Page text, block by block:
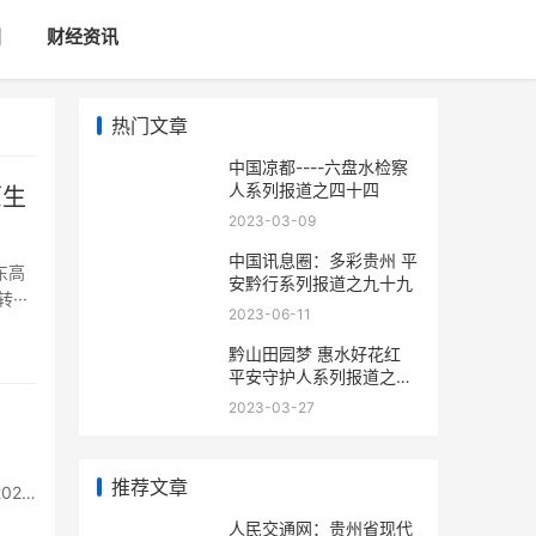
财经资讯
高
热门文章
中国凉都----六盘水检察
人系列报道之四十四
2023-03-09
中国讯息圈：多彩贵州 平
安黔行系列报道之九十九
2023-06-11
黔山田园梦 惠水好花红
平安守护人系列报道之一
百八十七
2023-03-27
推荐文章
人民交通网：贵州省现代